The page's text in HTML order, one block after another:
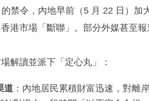
禁令，內地早前（5 月 22 日）
港市場「斷聯」。部分外媒甚至
解讀並派下「定心丸」：
道 ：內地居民累積財富迅速，對離